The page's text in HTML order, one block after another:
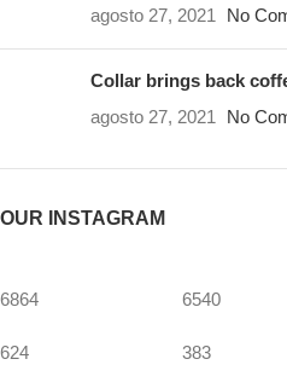
agosto 27, 2021 No
Collar brings back
agosto 27, 2021
No
OUR INSTAGRAM
6864
624
6540
383